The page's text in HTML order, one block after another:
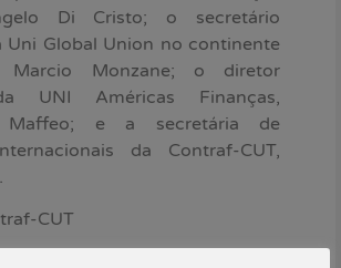
Di Cristo; o secretário
Uni Global Union no continente
Marcio Monzane; o diretor
UNI Américas Finanças,
Maffeo; e a secretária de
da Contraf-CUT,
CUT